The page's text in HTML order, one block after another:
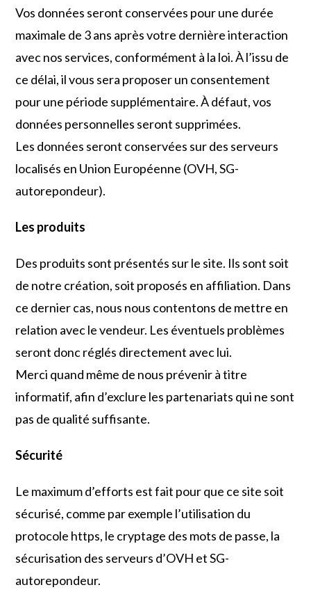
Vos données seront conservées pour une durée
maximale de 3 ans après votre dernière interaction
avec nos services, conformément à la loi. À l’issu de
ce délai, il vous sera proposer un consentement
pour une période supplémentaire. À défaut, vos
données personnelles seront supprimées.
Les données seront conservées sur des serveurs
localisés en Union Européenne (OVH, SG-
autorepondeur).
Les produits
Des produits sont présentés sur le site. Ils sont soit
de notre création, soit proposés en affiliation. Dans
ce dernier cas, nous nous contentons de mettre en
relation avec le vendeur. Les éventuels problèmes
seront donc réglés directement avec lui.
Merci quand même de nous prévenir à titre
informatif, afin d’exclure les partenariats qui ne sont
pas de qualité suffisante.
Sécurité
Le maximum d’efforts est fait pour que ce site soit
sécurisé, comme par exemple l’utilisation du
protocole https, le cryptage des mots de passe, la
sécurisation des serveurs d’OVH et SG-
autorepondeur.